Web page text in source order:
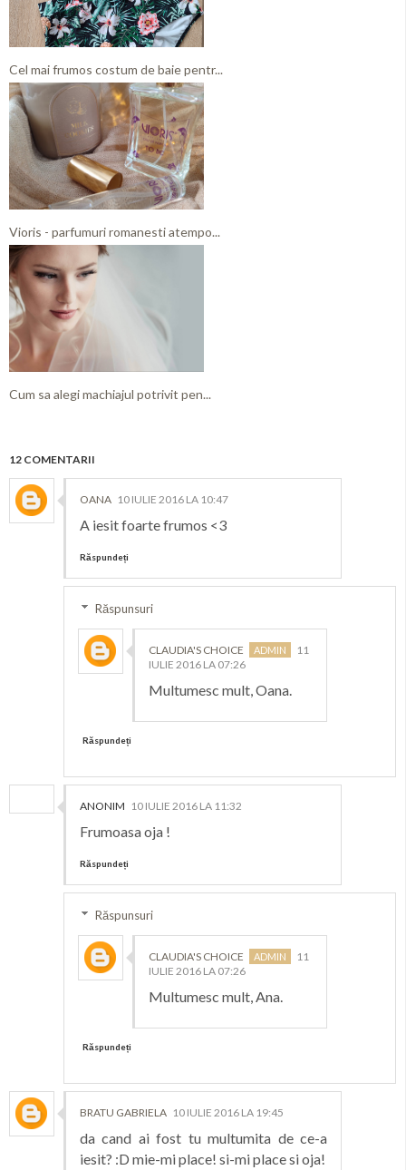
Cel mai frumos costum de baie pentr...
Vioris - parfumuri romanesti atempo...
Cum sa alegi machiajul potrivit pen...
12 COMENTARII
OANA 10 IULIE 2016 LA 10:47
A iesit foarte frumos <3
Răspundeți
Răspunsuri
CLAUDIA'S CHOICE
11
IULIE 2016 LA 07:26
Multumesc mult, Oana.
Răspundeți
ANONIM 10 IULIE 2016 LA 11:32
Frumoasa oja !
Răspundeți
Răspunsuri
CLAUDIA'S CHOICE
11
IULIE 2016 LA 07:26
Multumesc mult, Ana.
Răspundeți
BRATU GABRIELA 10 IULIE 2016 LA 19:45
da cand ai fost tu multumita de ce-a
iesit? :D mie-mi place! si-mi place si oja!